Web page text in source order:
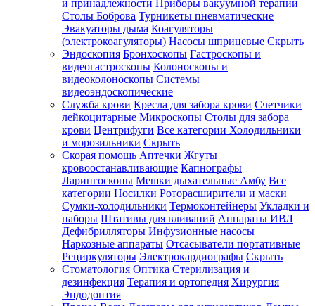
и принадлежности Приборы вакуумной терапии
Столы Боброва Турникеты пневматические
Эвакуаторы дыма Коагуляторы
(электрокоагуляторы) Насосы шприцевые Скрыть
Эндоскопия Бронхоскопы Гастроскопы и
видеогастроскопы Колоноскопы и
видеоколоноскопы Системы
видеоэндоскопические
Служба крови Кресла для забора крови Счетчики
лейкоцитарные Микроскопы Столы для забора
крови Центрифуги Все категории Холодильники
и морозильники Скрыть
Скорая помощь Аптечки Жгуты
кровоостанавливающие Капнографы
Ларингоскопы Мешки дыхательные Амбу Все
категории Носилки Роторасширители и маски
Сумки-холодильники Термоконтейнеры Укладки и
наборы Штативы для вливаний Аппараты ИВЛ
Дефибрилляторы Инфузионные насосы
Наркозные аппараты Отсасыватели портативные
Рециркуляторы Электрокардиографы Скрыть
Стоматология Оптика Стерилизация и
дезинфекция Терапия и ортопедия Хирургия
Эндодонтия